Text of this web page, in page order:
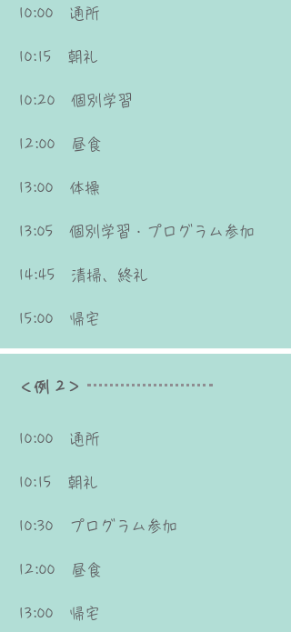
10:00 通所
10:15 朝礼
10:20 個別学習
12:00 昼食
13:00 体操
13:05 個別学習・プログラム参加
14:45 清掃、終礼
15:00 帰宅
＜例 2＞
10:00 通所
10:15 朝礼
10:30 プログラム参加
12:00 昼食
13:00 帰宅